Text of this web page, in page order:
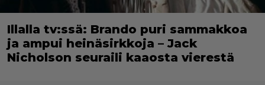
Illalla tv:ssä: Brando puri sammakkoa
ja ampui heinäsirkkoja – Jack
Nicholson seuraili kaaosta vierestä